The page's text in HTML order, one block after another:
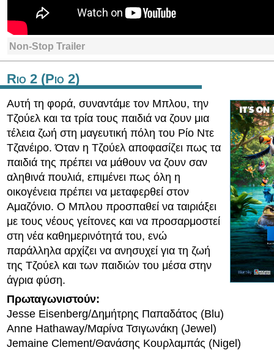
Non-Stop Trailer
Rio 2 (Ριο 2)
Αυτή τη φορά, συναντάμε τον Μπλου, την
Τζούελ και τα τρία τους παιδιά να ζουν μια
τέλεια ζωή στη μαγευτική πόλη του Ρίο Ντε
Τζανέιρο. Όταν η Τζούελ αποφασίζει πως τα
παιδιά της πρέπει να μάθουν να ζουν σαν
αληθινά πουλιά, επιμένει πως όλη η
οικογένεια πρέπει να μεταφερθεί στον
Αμαζόνιο. Ο Μπλου προσπαθεί να ταιριάξει
με τους νέους γείτονες και να προσαρμοστεί
στη νέα καθημερινότητά του, ενώ
παράλληλα αρχίζει να ανησυχεί για τη ζωή
της Τζούελ και των παιδιών του μέσα στην
άγρια φύση.
Πρωταγωνιστούν:
Jesse Eisenberg/Δημήτρης Παπαδάτος (Blu)
Anne Hathaway/Μαρίνα Τσιγωνάκη (Jewel)
Jemaine Clement/Θανάσης Κουρλαμπάς (Nigel)